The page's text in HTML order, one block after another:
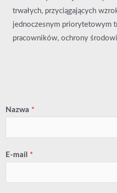
trwałych, przyciągających
jednoczesnym priorytetowym
pracowników, ochrony
Nazwa *
E-mail *